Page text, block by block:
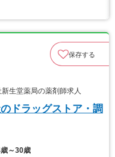
保存する
生堂薬局の薬剤師求人
ドラッグストア・調
～30歳